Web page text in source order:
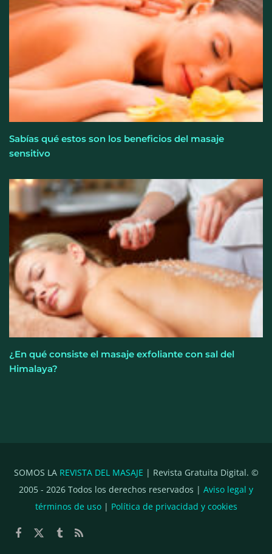
Sabías qué estos son los beneficios del masaje
sensitivo
¿En qué consiste el masaje exfoliante con sal del
Himalaya?
SOMOS LA REVISTA DEL MASAJE | Revista Gratuita Digital. ©
2005 - 2026 Todos los derechos reservados | Aviso legal y
términos de uso| Política de privacidad y cookies